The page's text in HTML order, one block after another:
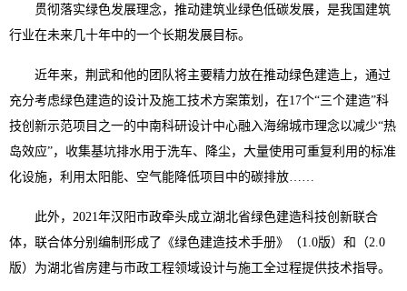
贯彻落实绿色发展理念，推动建筑业绿色低碳发展，是我国建筑
行业在未来几十年中的一个长期发展目标。
近年来，荆武和他的团队将主要精力放在推动绿色建造上，通过
充分考虑绿色建造的设计及施工技术方案策划，在17个“三个建造”科
技创新示范项目之一的中南科研设计中心融入海绵城市理念以减少“热
岛效应”，收集基坑排水用于洗车、降尘，大量使用可重复利用的标准
化设施，利用太阳能、空气能降低项目中的碳排放……
此外，2021年汉阳市政牵头成立湖北省绿色建造科技创新联合
体，联合体分别编制形成了《绿色建造技术手册》（1.0版）和（2.0
版）为湖北省房建与市政工程领域设计与施工全过程提供技术指导。